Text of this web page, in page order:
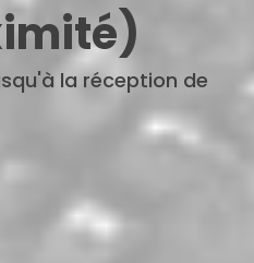
la réception de